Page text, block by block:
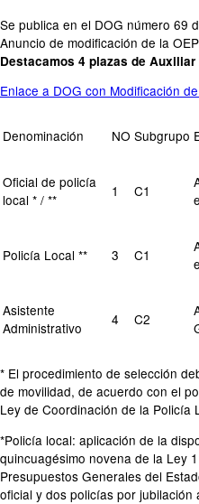
Se publica en el DOG número 69
Anuncio de modificación de la
Destacamos 4 plazas de
Enlace a DOG con Modificación
Denominación NO Subgrupo
Oficial de policía
local * / **
1 C1
Policía Local ** 3 C1
Asistente
Administrativo
4 C2
* El procedimiento de selección
de movilidad, de acuerdo con el
Ley de Coordinación de la Policía
*Policía local: aplicación de la
quincuagésimo novena de la Ley
Presupuestos Generales del
oficial y dos policías por jubilación